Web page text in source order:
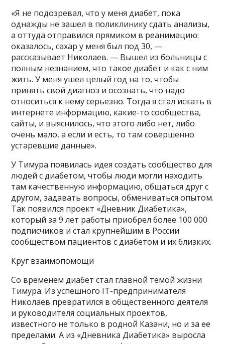
«Я не подозревал, что у меня диабет, пока
однажды не зашел в поликлинику сдать анализы,
а оттуда отправился прямиком в реанимацию:
оказалось, сахар у меня был под 30, —
рассказывает Николаев. — Вышел из больницы с
полным незнанием, что такое диабет и как с ним
жить. У меня ушел целый год на то, чтобы
принять свой диагноз и осознать, что надо
относиться к нему серьезно. Тогда я стал искать в
интернете информацию, какие-то сообщества,
сайты, и выяснилось, что этого либо нет, либо
очень мало, а если и есть, то там совершенно
устаревшие данные».
У Тимура появилась идея создать сообщество для
людей с диабетом, чтобы люди могли находить
там качественную информацию, общаться друг с
другом, задавать вопросы, обмениваться опытом.
Так появился проект «Дневник Диабетика»,
который за 9 лет работы приобрел более 100 000
подписчиков и стал крупнейшим в России
сообществом пациентов с диабетом и их близких.
Круг взаимопомощи
Со временем диабет стал главной темой жизни
Тимура. Из успешного IT-предпринимателя
Николаев превратился в общественного деятеля
и руководителя социальных проектов,
известного не только в родной Казани, но и за ее
пределами. А из «Дневника Диабетика» выросла